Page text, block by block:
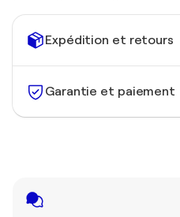
Expédition et retours
Garantie et paiement